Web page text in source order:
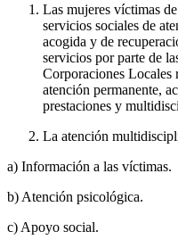
Las mujeres víctimas
servicios sociales de
acogida y de
servicios por parte de
Corporaciones Locales
atención permanente,
prestaciones y
La atención
a) Información a las víctimas.
b) Atención psicológica.
c) Apoyo social.